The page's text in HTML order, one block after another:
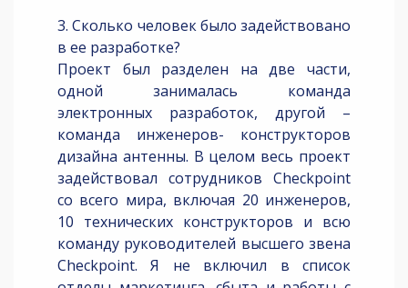
3. Сколько человек было задействовано
в ее разработке?
Проект был разделен на две части,
одной занималась команда
электронных разработок, другой –
команда инженеров- конструкторов
дизайна антенны. В целом весь проект
задействовал сотрудников Checkpoint
со всего мира, включая 20 инженеров,
10 технических конструкторов и всю
команду руководителей высшего звена
Checkpoint. Я не включил в список